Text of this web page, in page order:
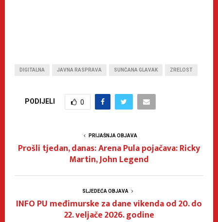
DIGITALNA JAVNA RASPRAVA SUNČANA GLAVAK ZRELOST
PODIJELI 0
PRIJAŠNJA OBJAVA
Prošli tjedan, danas: Arena Pula pojačava: Ricky
Martin, John Legend
SLJEDEĆA OBJAVA
INFO PU međimurske za dane vikenda od 20. do
22. veljače 2026. godine